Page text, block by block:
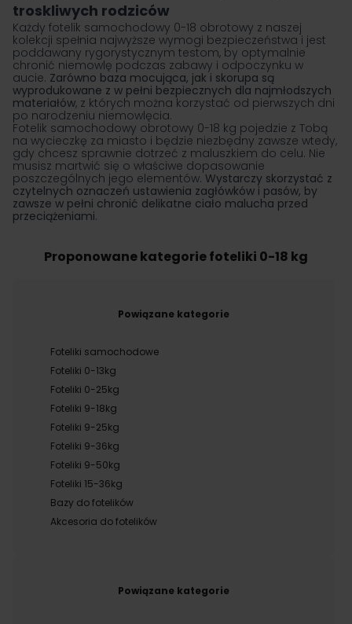
troskliwych rodziców
Każdy fotelik samochodowy 0-18 obrotowy z naszej
kolekcji spełnia najwyższe wymogi bezpieczeństwa i jest
poddawany rygorystycznym testom, by optymalnie
chronić niemowlę podczas zabawy i odpoczynku w
aucie. Zarówno baza mocująca, jak i skorupa są
wyprodukowane z w pełni bezpiecznych dla najmłodszych
materiałów, z których można korzystać od pierwszych dni
po narodzeniu niemowlęcia.
Fotelik samochodowy obrotowy 0-18 kg pojedzie z Tobą
na wycieczkę za miasto i będzie niezbędny zawsze wtedy,
gdy chcesz sprawnie dotrzeć z maluszkiem do celu. Nie
musisz martwić się o właściwe dopasowanie
poszczególnych jego elementów. Wystarczy skorzystać z
czytelnych oznaczeń ustawienia zagłówków i pasów, by
zawsze w pełni chronić delikatne ciało malucha przed
przeciążeniami.
Proponowane kategorie foteliki 0-18 kg
Powiązane kategorie
Foteliki samochodowe
Foteliki 0-13kg
Foteliki 0-25kg
Foteliki 9-18kg
Foteliki 9-25kg
Foteliki 9-36kg
Foteliki 9-50kg
Foteliki 15-36kg
Bazy do fotelików
Akcesoria do fotelików
Powiązane kategorie